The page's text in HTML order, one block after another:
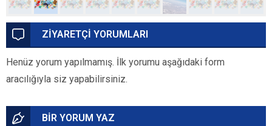
ZİYARETÇİ YORUMLARI
Henüz yorum yapılmamış. İlk yorumu aşağıdaki form
aracılığıyla siz yapabilirsiniz.
BİR YORUM YAZ